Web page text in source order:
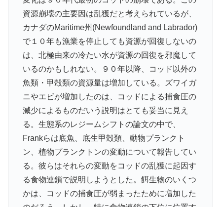
資源崩壊の主要因は乱獲だと考えられているが、
カナダのMaritime州(Newfoundland and Labrador)
で１０年も漁業を停止しても資源が回復しないの
は、北極由来の冷たい水が資源の回復を邪魔して
いるのかもしれない。９０年以降、コッド以外の
魚類・甲殻類の資源量は増加している。ズワイガ
ニやエビが増加したのは、コッドによる捕食圧の
減少によるものだいう説明はとても妥当に見え
る。生態系のレジームシフトの論文の中で、
Frankらは底魚、底生甲殻類、動物プランクト
ン、植物プランクトンの変動について報告してい
る。彼らはそれらの変動をコッドの乱獲に起因す
る食物連鎖で説明しようとした。餌生物のいくつ
かは、コッドの捕食圧が弱まったために増加した